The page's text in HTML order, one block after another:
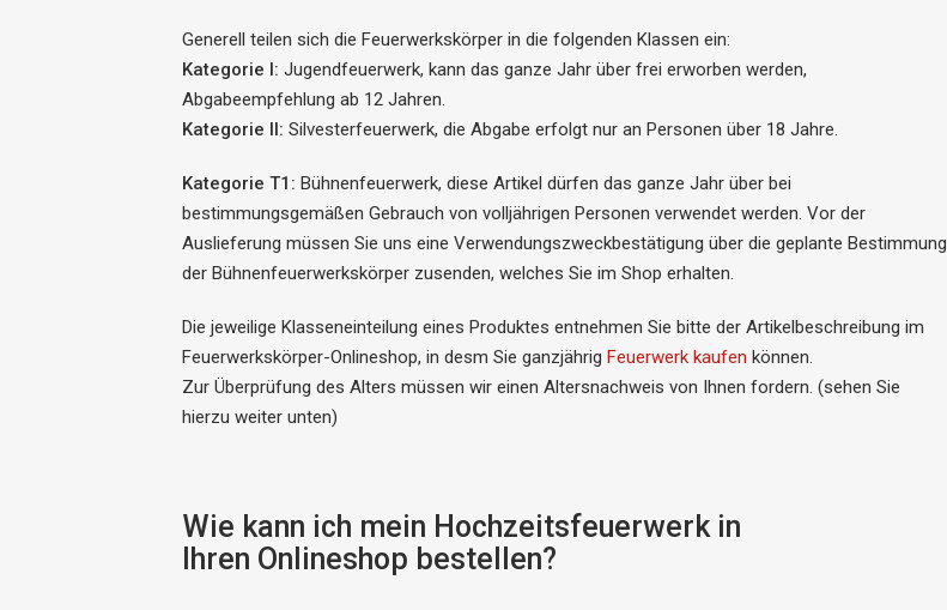
Generell teilen sich die Feuerwerkskörper in die folgenden Klassen ein:
Kategorie I: Jugendfeuerwerk, kann das ganze Jahr über frei erworben werden,
Abgabeempfehlung ab 12 Jahren.
Kategorie II: Silvesterfeuerwerk, die Abgabe erfolgt nur an Personen über 18 Jahre.
Kategorie T1: Bühnenfeuerwerk, diese Artikel dürfen das ganze Jahr über bei
bestimmungsgemäßen Gebrauch von volljährigen Personen verwendet werden. Vor der
Auslieferung müssen Sie uns eine Verwendungszweckbestätigung über die geplante Bestimmung
der Bühnenfeuerwerkskörper zusenden, welches Sie im Shop erhalten.
Die jeweilige Klasseneinteilung eines Produktes entnehmen Sie bitte der Artikelbeschreibung im
Feuerwerkskörper-Onlineshop, in desm Sie ganzjährig Feuerwerk kaufen können.
Zur Überprüfung des Alters müssen wir einen Altersnachweis von Ihnen fordern. (sehen Sie
hierzu weiter unten)
Wie kann ich mein Hochzeitsfeuerwerk in
Ihren Onlineshop bestellen?